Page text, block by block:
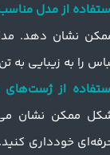
از مدل
نشان دهد.
را به زیبایی به
از
ممکن نشان
خودداری